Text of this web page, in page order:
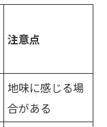
注意点
地味に感じる場
合がある